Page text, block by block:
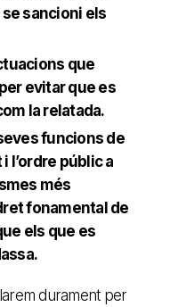
sancioni els
que
evitar que es
la relatada.
funcions de
l’ordre públic a
més
fonamental de
els que es
durament per